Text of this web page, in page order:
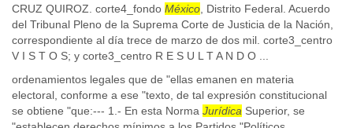
CRUZ QUIROZ. corte4_fondo México , Distrito Federal. Acuerdo
del Tribunal Pleno de la Suprema Corte de Justicia de la Nación,
correspondiente al día trece de marzo de dos mil. corte3_centro
V I S T O S; y corte3_centro R E S U L T A N D O ...
ordenamientos legales que de "ellas emanen en materia
electoral, conforme a ese "texto, de tal expresión constitucional
se obtiene "que:--- 1.- En esta Norma Jurídica Superior, se